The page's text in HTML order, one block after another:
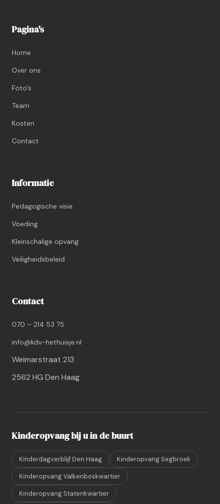
Pagina's
Home
Over ons
Foto's
Team
Kosten
Contact
Informatie
Pedagogische visie
Voeding
Kleinschalige opvang
Veiligheidsbeleid
Contact
070 – 214 53 75
info@kdv-hethuisje.nl
Weimarstraat 213
2562 HG Den Haag
Kinderopvang bij u in de buurt
Kinderdagverblijf Den Haag Kinderopvang Segbroek
Kinderopvang Valkenboskwartier
Kinderopvang Statenkwartier